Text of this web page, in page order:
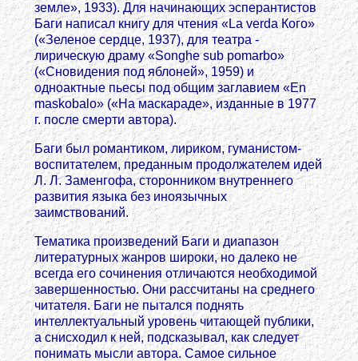
земле», 1933). Для начинающих эсперантистов
Баги написал книгу для чтения «La verda Кого»
(«Зеленое сердце, 1937), для театра -
лирическую драму «Songhe sub pomarbo»
(«Сновидения под яблоней», 1959) и
одноактные пьесы под общим заглавием «En
maskobalo» («На маскараде», изданные в 1977
г. после смерти автора).
Баги был романтиком, лириком, гуманистом-
воспитателем, преданным продолжателем идей
Л. Л. Заменгофа, сторонником внутреннего
развития языка без иноязычных
заимствований.
Тематика произведений Баги и диапазон
литературных жанров широки, но далеко не
всегда его сочинения отличаются необходимой
завершенностью. Они рассчитаны на среднего
читателя. Баги не пытался поднять
интеллектуальный уровень читающей публики,
а снисходил к ней, подсказывал, как следует
понимать мысли автора. Самое сильное